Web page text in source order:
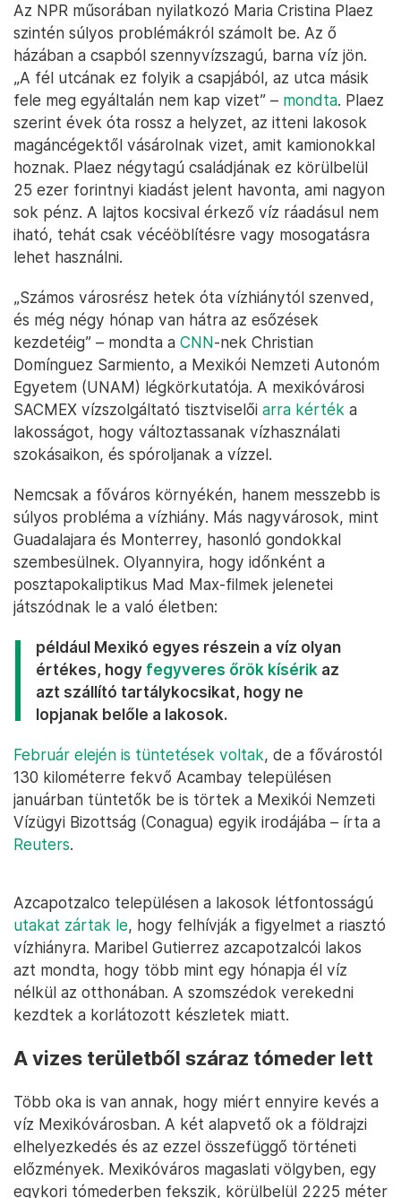
Az NPR műsorában nyilatkozó Maria Cristina Plaez
szintén súlyos problémákról számolt be. Az ő
házában a csapból szennyvízszagú, barna víz jön.
„A fél utcának ez folyik a csapjából, az utca másik
fele meg egyáltalán nem kap vizet” – mondta. Plaez
szerint évek óta rossz a helyzet, az itteni lakosok
magáncégektől vásárolnak vizet, amit kamionokkal
hoznak. Plaez négytagú családjának ez körülbelül
25 ezer forintnyi kiadást jelent havonta, ami nagyon
sok pénz. A lajtos kocsival érkező víz ráadásul nem
iható, tehát csak vécéöblítésre vagy mosogatásra
lehet használni.
„Számos városrész hetek óta vízhiánytól szenved,
és még négy hónap van hátra az esőzések
kezdetéig” – mondta a CNN-nek Christian
Domínguez Sarmiento, a Mexikói Nemzeti Autonóm
Egyetem (UNAM) légkörkutatója. A mexikóvárosi
SACMEX vízszolgáltató tisztviselői arra kérték a
lakosságot, hogy változtassanak vízhasználati
szokásaikon, és spóroljanak a vízzel.
Nemcsak a főváros környékén, hanem messzebb is
súlyos probléma a vízhiány. Más nagyvárosok, mint
Guadalajara és Monterrey, hasonló gondokkal
szembesülnek. Olyannyira, hogy időnként a
posztapokaliptikus Mad Max-filmek jelenetei
játszódnak le a való életben:
például Mexikó egyes részein a víz olyan
értékes, hogy fegyveres őrök kísérik az
azt szállító tartálykocsikat, hogy ne
lopjanak belőle a lakosok.
Február elején is tüntetések voltak, de a fővárostól
130 kilométerre fekvő Acambay településen
januárban tüntetők be is törtek a Mexikói Nemzeti
Vízügyi Bizottság (Conagua) egyik irodájába – írta a
Reuters.
Azcapotzalco településen a lakosok létfontosságú
utakat zártak le, hogy felhívják a figyelmet a riasztó
vízhiányra. Maribel Gutierrez azcapotzalcói lakos
azt mondta, hogy több mint egy hónapja él víz
nélkül az otthonában. A szomszédok verekedni
kezdtek a korlátozott készletek miatt.
A vizes területből száraz tómeder lett
Több oka is van annak, hogy miért ennyire kevés a
víz Mexikóvárosban. A két alapvető ok a földrajzi
elhelyezkedés és az ezzel összefüggő történeti
előzmények. Mexikóváros magaslati völgyben, egy
egykori tómederben fekszik, körülbelül 2225 méter